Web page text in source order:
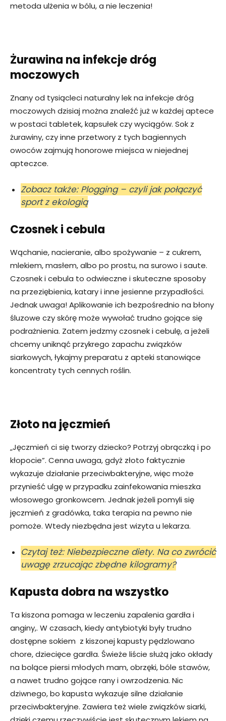
metoda ulżenia w bólu, a nie leczenia!
Żurawina na infekcje dróg
moczowych
Znany od tysiącleci naturalny lek na infekcje dróg
moczowych dzisiaj można znaleźć już w każdej aptece
w postaci tabletek, kapsułek czy wyciągów. Sok z
żurawiny, czy inne przetwory z tych bagiennych
owoców zajmują honorowe miejsca w niejednej
apteczce.
Zobacz także: Plogging – czyli jak połączyć
sport z ekologią
Czosnek i cebula
Wąchanie, nacieranie, albo spożywanie – z cukrem,
mlekiem, masłem, albo po prostu, na surowo i saute.
Czosnek i cebula to odwieczne i skuteczne sposoby
na przeziębienia, katary i inne jesienne przypadłości.
Jednak uwaga! Aplikowanie ich bezpośrednio na błony
śluzowe czy skórę może wywołać trudno gojące się
podrażnienia. Zatem jedzmy czosnek i cebulę, a jeżeli
chcemy uniknąć przykrego zapachu związków
siarkowych, łykajmy preparatu z apteki stanowiące
koncentraty tych cennych roślin.
Złoto na jęczmień
„Jęczmień ci się tworzy dziecko? Potrzyj obrączką i po
kłopocie”. Cenna uwaga, gdyż złoto faktycznie
wykazuje działanie przeciwbakteryjne, więc może
przynieść ulgę w przypadku zainfekowania mieszka
włosowego gronkowcem. Jednak jeżeli pomyli się
jęczmień z gradówka, taka terapia na pewno nie
pomoże. Wtedy niezbędna jest wizyta u lekarza.
Czytaj też: Niebezpieczne diety. Na co zwrócić
uwagę zrzucając zbędne kilogramy?
Kapusta dobra na wszystko
Ta kiszona pomaga w leczeniu zapalenia gardła i
anginy,. W czasach, kiedy antybiotyki były trudno
dostępne sokiem z kiszonej kapusty pędzlowano
chore, dziecięce gardła. Świeże liście służą jako okłady
na bolące piersi młodych mam, obrzęki, bóle stawów,
a nawet trudno gojące rany i owrzodzenia. Nic
dziwnego, bo kapusta wykazuje silne działanie
przeciwbakteryjne. Zawiera też wiele związków siarki,